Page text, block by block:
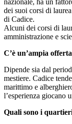
nazionale, ha un
dei suoi corsi di
di Cadice.
Alcuni dei corsi di
amministrazione e
C’è un’ampia
Dipende sia dal
mestiere. Cadice
marittimo e
l’esperienza giocano
Quali sono i